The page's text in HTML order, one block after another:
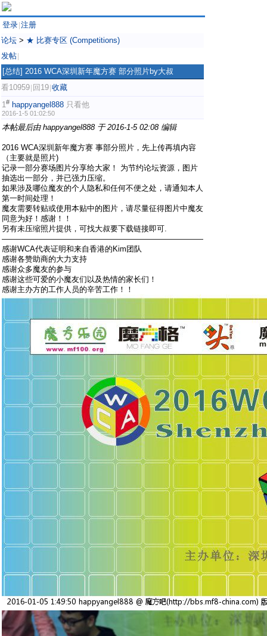
登录 注册
论坛 > ★ 比赛专区 (Competitions)
发帖
[总结] 2016 WCA深圳新年魔方赛 部分照片by大叔
看10959 回19 收藏
1# happyangel888 只看他
2016-1-5 01:02:50
本帖最后由 happyangel888 于 2016-1-5 02:08 编辑
2016 WCA深圳新年魔方赛 事部分照片，先上传再填内容
（主要就是照片)
记录一部分赛场图片分享给大家！ 为节约论坛资源，图片
抽选出一部分，并已强力压缩。
如果涉及哪位魔友的个人隐私和任何不便之处，请通知本人
第一时间处理！
魔友需要转贴或使用本贴中的图片，请尽量征得图片中魔友
同意为好！感谢！！
另有未压缩照片提供，可找大叔要下载链接即可.
——————————————————————————
感谢WCA代表证明和来自香港的Kim团队
感谢各赞助商的大力支持
感谢众多魔友的参与
感谢这些可爱的小魔友们以及热情的家长们！
感谢主办方的工作人员的辛苦工作！！